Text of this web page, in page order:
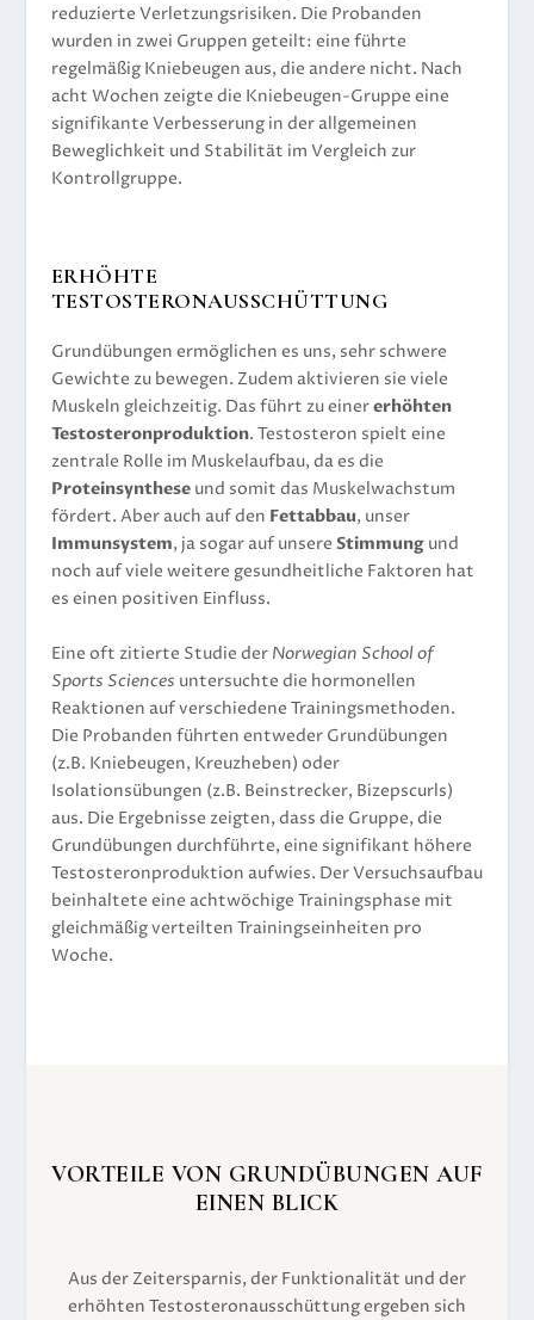
reduzierte Verletzungsrisiken. Die Probanden
wurden in zwei Gruppen geteilt: eine führte
regelmäßig Kniebeugen aus, die andere nicht. Nach
acht Wochen zeigte die Kniebeugen-Gruppe eine
signifikante Verbesserung in der allgemeinen
Beweglichkeit und Stabilität im Vergleich zur
Kontrollgruppe.
ERHÖHTE
TESTOSTERONAUSSCHÜTTUNG
Grundübungen ermöglichen es uns, sehr schwere
Gewichte zu bewegen. Zudem aktivieren sie viele
Muskeln gleichzeitig. Das führt zu einererhöhten
Testosteronproduktion. Testosteron spielt eine
zentrale Rolle im Muskelaufbau, da es die
Proteinsyntheseund somit das Muskelwachstum
fördert. Aber auch auf den Fettabbau, unser
Immunsystem, ja sogar auf unsere Stimmungund
noch auf viele weitere gesundheitliche Faktoren hat
es einen positiven Einfluss.
Eine oft zitierte Studie der Norwegian School of
Sports Sciences untersuchte die hormonellen
Reaktionen auf verschiedene Trainingsmethoden.
Die Probanden führten entweder Grundübungen
(z.B. Kniebeugen, Kreuzheben) oder
Isolationsübungen (z.B. Beinstrecker, Bizepscurls)
aus. Die Ergebnisse zeigten, dass die Gruppe, die
Grundübungen durchführte, eine signifikant höhere
Testosteronproduktion aufwies. Der Versuchsaufbau
beinhaltete eine achtwöchige Trainingsphase mit
gleichmäßig verteilten Trainingseinheiten pro
Woche.
VORTEILE VON GRUNDÜBUNGEN AUF
EINEN BLICK
Aus der Zeitersparnis, der Funktionalität und der
erhöhten Testosteronausschüttung ergeben sich